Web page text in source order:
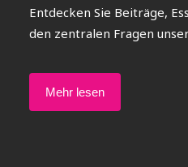
Entdecken Sie Beiträge,
den zentralen Fragen
Mehr lesen